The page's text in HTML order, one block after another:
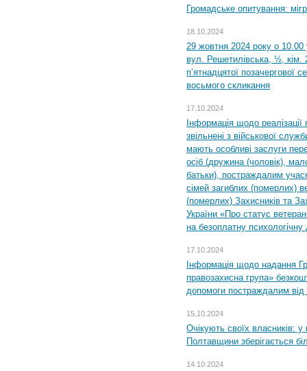
Громадське опитування:
18.10.2024
29 жовтня 2024 року о 10.00
вул. Решетилівська, ½, кім.
п’ятнадцятої позачергової
восьмого скликання
17.10.2024
Інформація щодо
звільнені з військової
мають особливі заслуги
осіб (дружина (чоловік),
батьки), постраждалим
сімей загиблих (померлих)
(померлих) Захисників та
України «Про статус
на безоплатну психологічну
17.10.2024
Інформація щодо надання
правозахисна група»
допомоги постраждалим від
15.10.2024
Очікують своїх власників: у
Полтавщини зберігається
14.10.2024